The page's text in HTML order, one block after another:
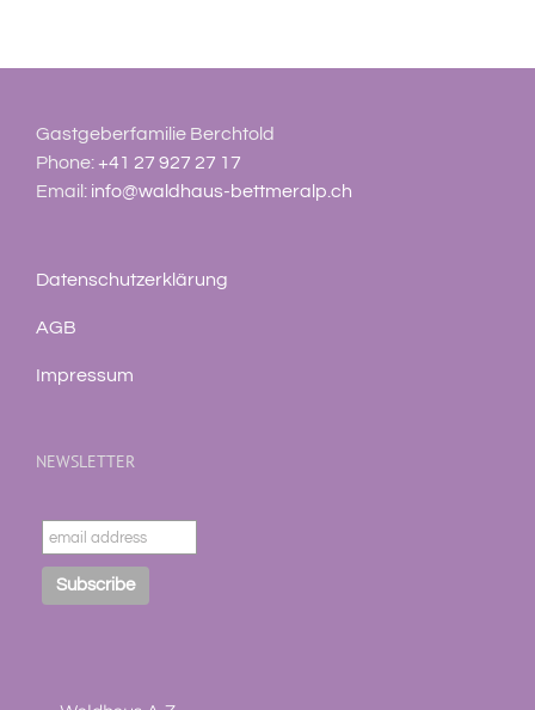
Gastgeberfamilie Berchtold
Phone:+41 27 927 27 17
Email: info@waldhaus-bettmeralp.ch
Datenschutzerklärung
AGB
Impressum
NEWSLETTER